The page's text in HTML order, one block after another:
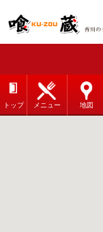
トップ メニュー 地図